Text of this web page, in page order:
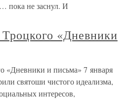
пока не заснул. И
«Дневники
«Дневники и письма» 7 января
святоши чистого идеализма,
интересов,